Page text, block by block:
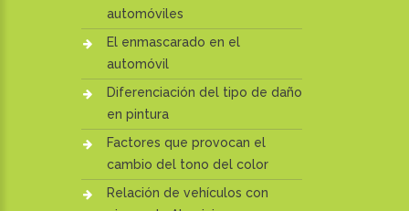
automóviles
El enmascarado en el
automóvil
Diferenciación del tipo de daño
en pintura
Factores que provocan el
cambio del tono del color
Relación de vehículos con